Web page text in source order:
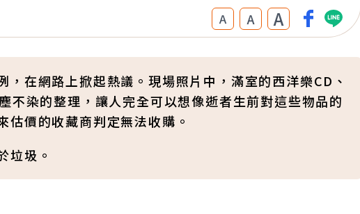
A A A
在網路上掀起熱議。現場照片中，滿室的西洋樂CD、
不染的整理，讓人完全可以想像逝者生前對這些物品的
價的收藏商判定無法收購。
垃圾。